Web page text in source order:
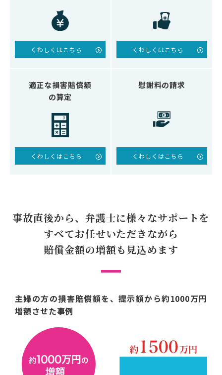
くわしくはこちら くわしくはこちら
適正な損害賠償額
の算定
くわしくはこちら
慰謝料の請求
くわしくはこちら
事故直後から、弁護士に様々なサポートを
すべてお任せいただきながら
賠償金額の増額も見込めます
主婦の方の損害賠償額を、提示額から約1000万円
増額させた事例